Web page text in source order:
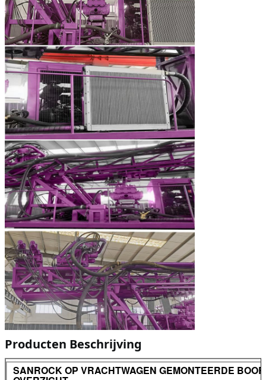
Producten Beschrijving
SANROCK OP VRACHTWAGEN GEMONTEERDE